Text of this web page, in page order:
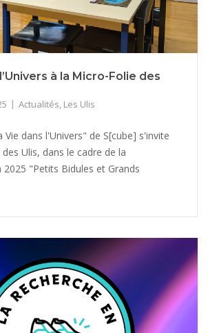
à la Micro-Folie des
Actualités, Les Ulis
dans l'Univers" de S[cube] s'invite
Ulis, dans le cadre de la
"Petits Bidules et Grands